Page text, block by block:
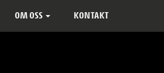
OM OSS KONTAKT